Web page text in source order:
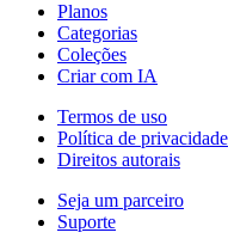
Planos
Categorias
Coleções
Criar com IA
Termos de uso
Política de privacidade
Direitos autorais
Seja um parceiro
Suporte